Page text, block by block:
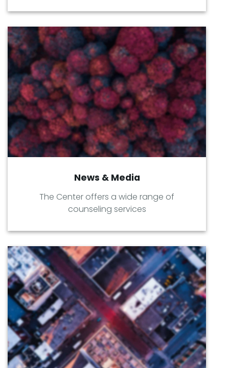
News & Media
The Center offers a wide range of
counseling services